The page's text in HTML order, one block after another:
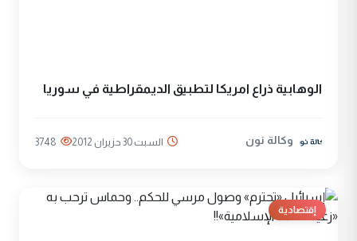
الوهابية ذراع امريكا لتطبيق الديمقراطية في سوريا
وكالة نون السبت 30 حزيران 2012 3748
إقتصادية